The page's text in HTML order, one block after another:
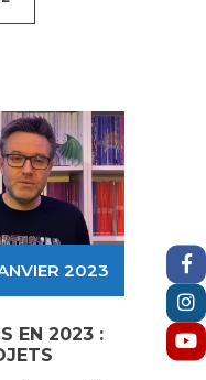
2023
EN 2023 :